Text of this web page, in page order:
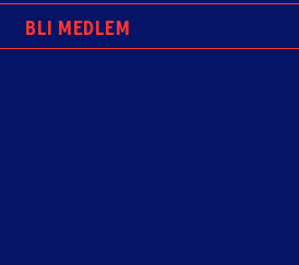
BLI MEDLEM